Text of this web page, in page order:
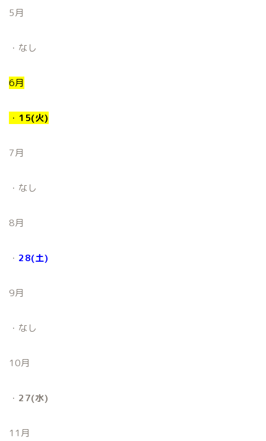
5月
・なし
6月
・ 15(火)
7月
・なし
8月
・ 28(土)
9月
・なし
10月
・ 27(水)
11月